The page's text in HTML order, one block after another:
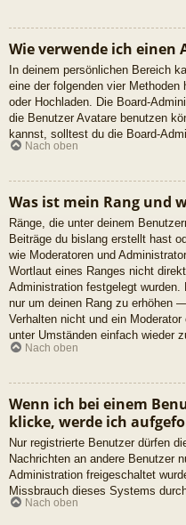
Wie verwende ich einen
In deinem persönlichen Bereich
eine der folgenden vier
oder Hochladen. Die Board-
die Benutzer Avatare benutzen
kannst, solltest du die Board-
Nach oben
Was ist mein Rang und
Ränge, die unter deinem
Beiträge du bislang erstellt hast
wie Moderatoren und
Wortlaut eines Ranges nicht
Administration festgelegt
nur um deinen Rang zu erhöhen
Verhalten nicht und ein
unter Umständen einfach wieder
Nach oben
Wenn ich bei einem
klicke, werde ich
Nur registrierte Benutzer dürfen
Nachrichten an andere Benutzer
Administration freigeschaltet
Missbrauch dieses Systems
Nach oben